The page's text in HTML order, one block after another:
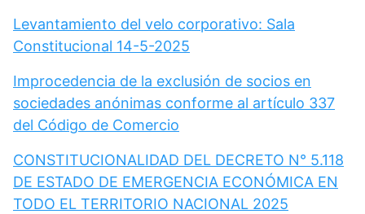
Levantamiento del velo corporativo: Sala
Constitucional 14-5-2025
Improcedencia de la exclusión de socios en
sociedades anónimas conforme al artículo 337
del Código de Comercio
CONSTITUCIONALIDAD DEL DECRETO N° 5.118
DE ESTADO DE EMERGENCIA ECONÓMICA EN
TODO EL TERRITORIO NACIONAL 2025